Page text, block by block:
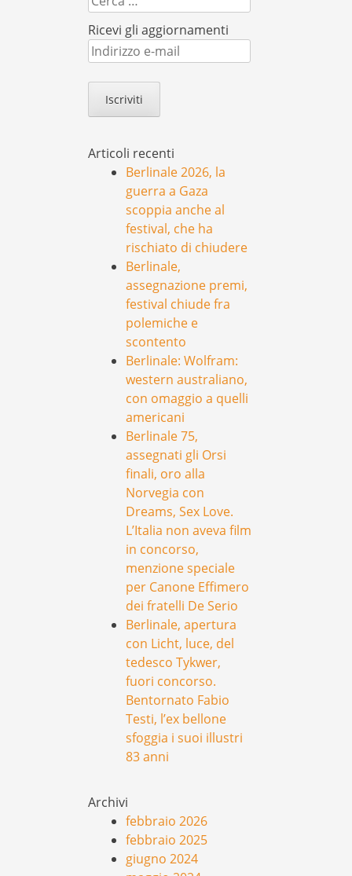
Ricevi gli aggiornamenti
Indirizzo
e-
mail
Articoli recenti
Berlinale 2026, la
guerra a Gaza
scoppia anche al
festival, che ha
rischiato di chiudere
Berlinale,
assegnazione premi,
festival chiude fra
polemiche e
scontento
Berlinale: Wolfram:
western australiano,
con omaggio a quelli
americani
Berlinale 75,
assegnati gli Orsi
finali, oro alla
Norvegia con
Dreams, Sex Love.
L’Italia non aveva film
in concorso,
menzione speciale
per Canone Effimero
dei fratelli De Serio
Berlinale, apertura
con Licht, luce, del
tedesco Tykwer,
fuori concorso.
Bentornato Fabio
Testi, l’ex bellone
sfoggia i suoi illustri
83 anni
Archivi
febbraio 2026
febbraio 2025
giugno 2024